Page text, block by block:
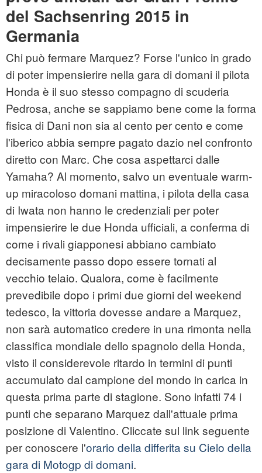
del Sachsenring 2015 in
Germania
Chi può fermare Marquez? Forse l'unico in grado
di poter impensierire nella gara di domani il pilota
Honda è il suo stesso compagno di scuderia
Pedrosa, anche se sappiamo bene come la forma
fisica di Dani non sia al cento per cento e come
l'iberico abbia sempre pagato dazio nel confronto
diretto con Marc. Che cosa aspettarci dalle
Yamaha? Al momento, salvo un eventuale warm-
up miracoloso domani mattina, i pilota della casa
di Iwata non hanno le credenziali per poter
impensierire le due Honda ufficiali, a conferma di
come i rivali giapponesi abbiano cambiato
decisamente passo dopo essere tornati al
vecchio telaio. Qualora, come è facilmente
prevedibile dopo i primi due giorni del weekend
tedesco, la vittoria dovesse andare a Marquez,
non sarà automatico credere in una rimonta nella
classifica mondiale dello spagnolo della Honda,
visto il considerevole ritardo in termini di punti
accumulato dal campione del mondo in carica in
questa prima parte di stagione. Sono infatti 74 i
punti che separano Marquez dall'attuale prima
posizione di Valentino. Cliccate sul link seguente
per conoscere l'orario della differita su Cielo della
gara di Motogp di domani.